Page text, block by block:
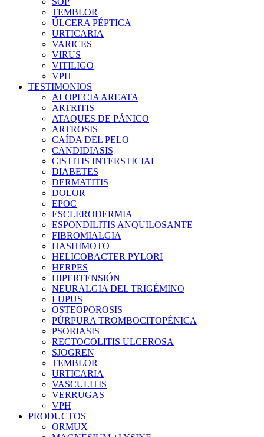
TEMBLOR
ÚLCERA PÉPTICA
URTICARIA
VARICES
VIRUS
VITILIGO
VPH
TESTIMONIOS
ALOPECIA AREATA
ARTRITIS
ATAQUES DE PÁNICO
ARTROSIS
CAÍDA DEL PELO
CANDIDIASIS
CISTITIS INTERSTICIAL
DIABETES
DERMATITIS
DOLOR
EPOC
ESCLERODERMIA
ESPONDILITIS ANQUILOSANTE
FIBROMIALGIA
HASHIMOTO
HELICOBACTER PYLORI
HERPES
HIPERTENSIÓN
NEURALGIA DEL TRIGÉMINO
LUPUS
OSTEOPOROSIS
PÚRPURA TROMBOCITOPÉNICA
PSORIASIS
RECTOCOLITIS ULCEROSA
SJOGREN
TEMBLOR
URTICARIA
VASCULITIS
VERRUGAS
VPH
PRODUCTOS
ORMUX